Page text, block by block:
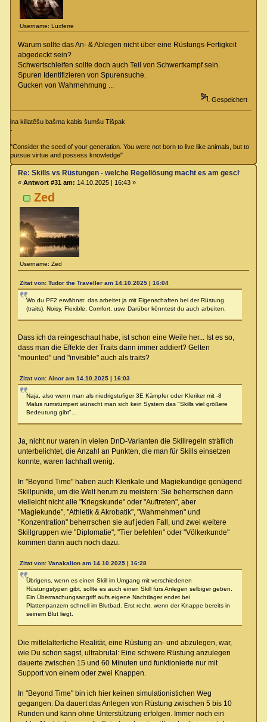
Username: Luxferre
Warum sollte das An- & Ablegen nicht über eine Rüstungs-Fertigkeit
abgedeckt sein?
Schwertschleifen sollte doch auch Teil von Schwertkampf sein.
Spuren Identifizieren von Spurensuche.
Gucken von Wahrnehmung ...
Gespeichert
ina killatēšu bašma kabis šumšu Tišpak
-
"Consider the seed of your generation. You were not born to live like animals, but to
pursue virtue and possess knowledge"
Zed
Username: Zed
Re: Skills vs Rüstungen - welche Regellösung macht es am
« Antwort #31 am: 14.10.2025 | 16:43 »
Zitat von: Tudor the Traveller am 14.10.2025 | 16:04
Wo du PF2 erwähnst: das arbeitet ja mit Eigenschaften bei der Rüstung
(traits). Noisy, Flexible, Comfort, usw. Darüber könntest du auch arbeiten.
Dass ich da reingeschaut habe, ist schon eine Weile her... Ist es so,
dass man die Effekte der Traits dann immer addiert? Gelten
"mounted" und "invisible" auch als traits?
Zitat von: Ainor am 14.10.2025 | 16:03
Naja, also wenn man als niedrigstufiger 3E Kämpfer oder Kleriker mit -8
Malus rumstümpert wünscht man sich kein System das "Skills viel größere
Bedeutung gibt"...
Ja, nicht nur waren in vielen DnD-Varianten die Skillregeln sträflich
unterbelichtet, die Anzahl an Punkten, die man für Skills einsetzen
konnte, waren lachhaft wenig.
In "Beyond Time" haben auch Klerikale und Magiekundige genügend
Skillpunkte, um die Welt herum zu meistern: Sie beherrschen dann
vielleicht nicht alle "Kriegskunde" oder "Auftreten", aber
"Magiekunde", "Athletik & Akrobatik", "Wahrnehmen" und
"Konzentration" beherrschen sie auf jeden Fall, und zwei weitere
Skillgruppen wie "Diplomatie", "Tier befehlen" oder "Völkerkunde"
kommen dann auch noch dazu.
Zitat von: Vanakalion am 14.10.2025 | 16:28
Übrigens, wenn es einen Skill im Umgang mit verschiedenen
Rüstungstypen gibt, sollte es auch einen Skill fürs Anlegen selbiger geben.
Ein Überraschungsangriff aufs eigene Nachtlager endet bei
Plattenpanzern schnell im Blutbad. Erst recht, wenn der Knappe bereits in
seinem Blut liegt.
Die mittelalterliche Realität, eine Rüstung an- und abzulegen, war,
wie Du schon sagst, ultrabrutal: Eine schwere Rüstung anzulegen
dauerte zwischen 15 und 60 Minuten und funktionierte nur mit
Support von einem oder zwei Knappen.
In "Beyond Time" bin ich hier keinen simulationistichen Weg
gegangen: Da dauert das Anlegen von Rüstung zwischen 5 bis 10
Runden und kann ohne Unterstützung erfolgen. Immer noch ein